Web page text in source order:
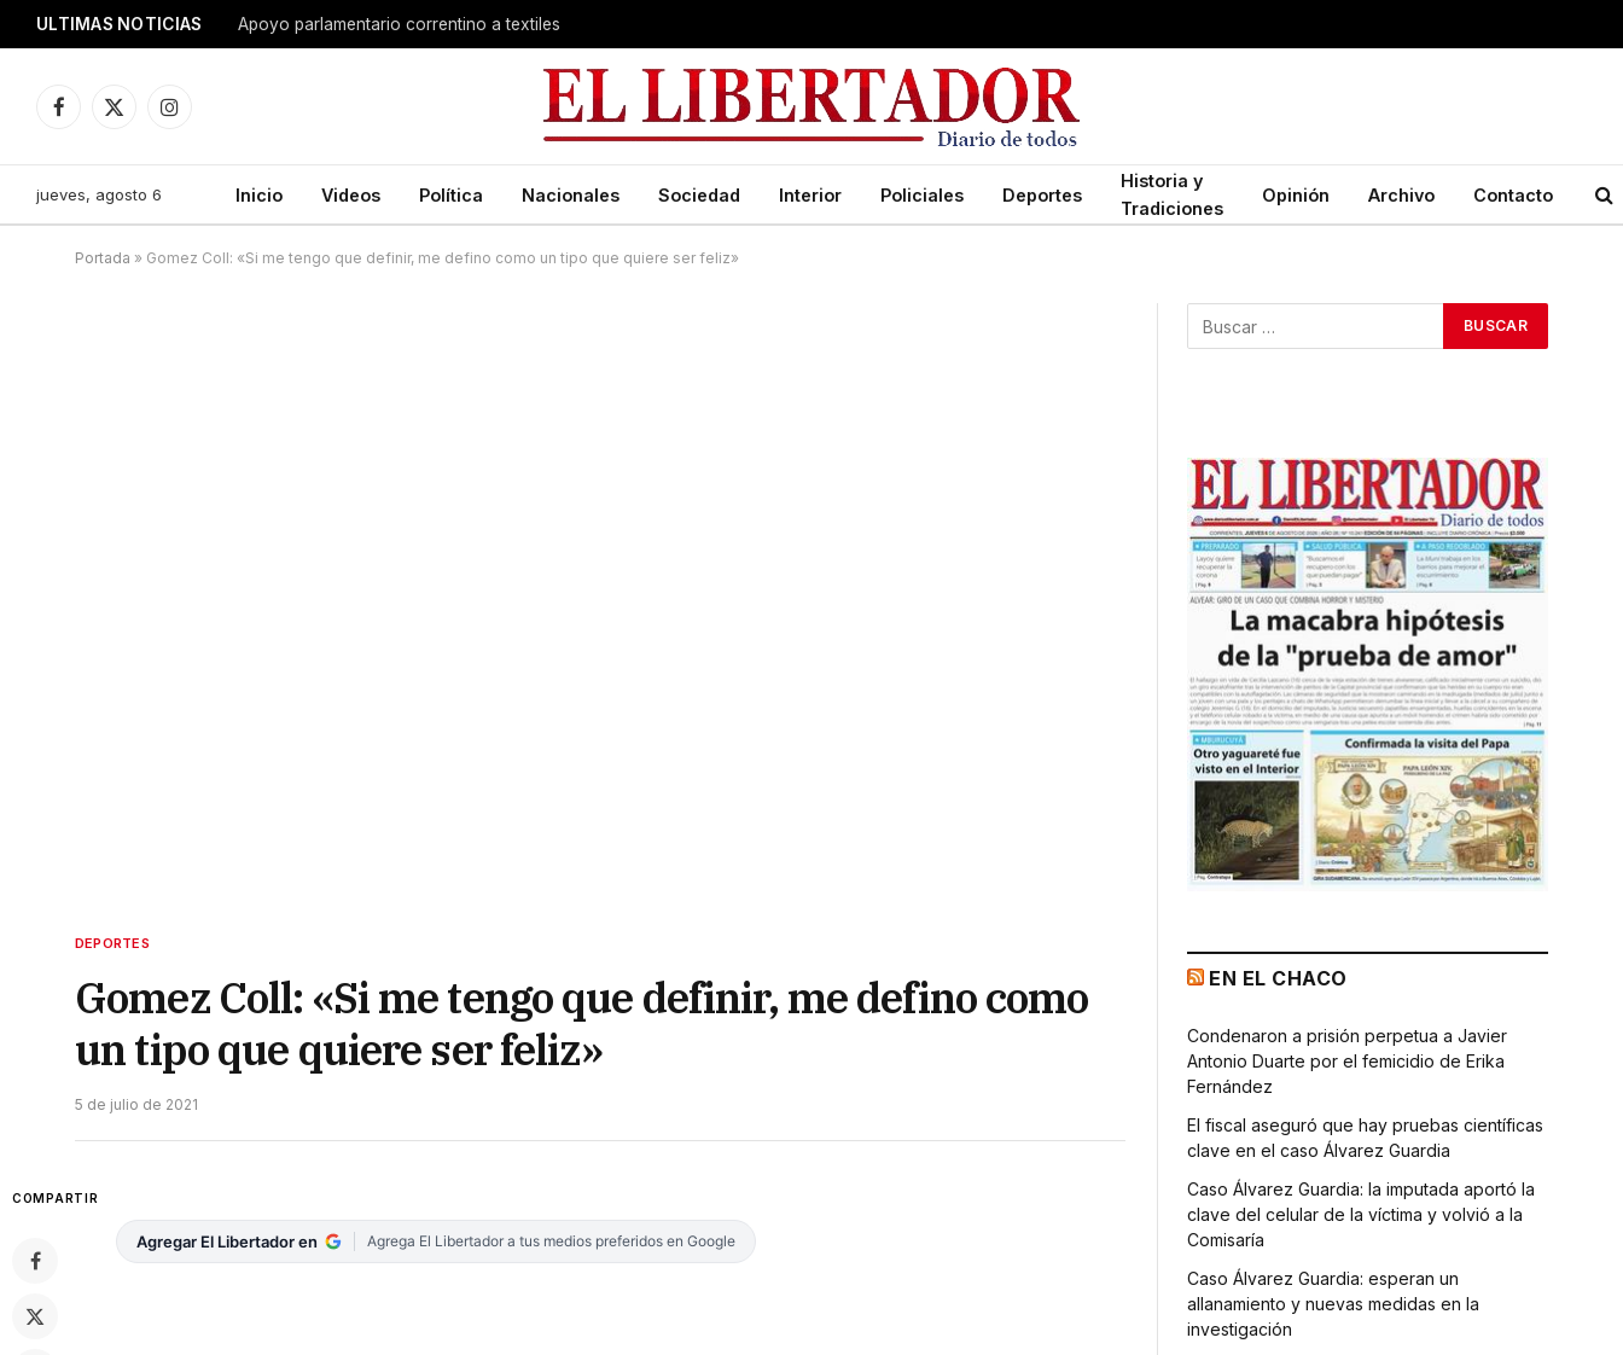
ULTIMAS NOTICIAS Apoyo parlamentario correntino a textiles
Facebook
X
Instagram
jueves, agosto 6 Inicio Videos Política Nacionales Sociedad Interior Policiales Deportes
Historia y
Tradiciones
Opinión Archivo Contacto
Portada » Gomez Coll: «Si me tengo que definir, me defino como un tipo que quiere ser feliz»
DEPORTES
Gomez Coll: «Si me tengo que definir, me defino como
un tipo que quiere ser feliz»
5 de julio de 2021
COMPARTIR
Agregar El Libertador en Agrega El Libertador a tus medios preferidos en Google
EN EL CHACO
Condenaron a prisión perpetua a Javier
Antonio Duarte por el femicidio de Erika
Fernández
El fiscal aseguró que hay pruebas científicas
clave en el caso Álvarez Guardia
Caso Álvarez Guardia: la imputada aportó la
clave del celular de la víctima y volvió a la
Comisaría
Caso Álvarez Guardia: esperan un
allanamiento y nuevas medidas en la
investigación